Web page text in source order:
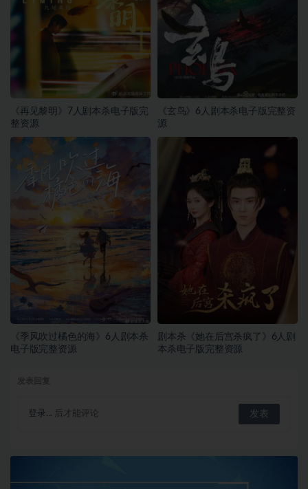
《再见黎明》7人剧本杀电子版完
整资源
《玄鸟》6人剧本杀电子版完整资
源
《季风吹过橘色的海》6人剧本杀
电子版完整资源
剧本杀《她在后宫杀疯了》6人剧
本杀电子版完整资源
登录... 后才能评论